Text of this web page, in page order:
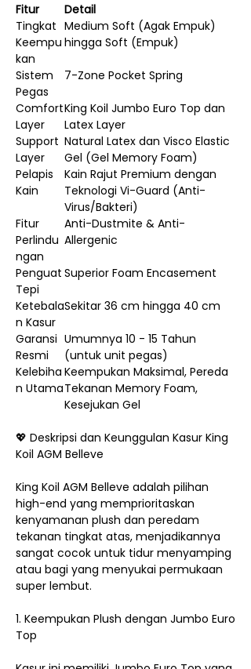
Fitur
Detail
Tingkat
Keempu
kan
Medium Soft (Agak Empuk)
hingga Soft (Empuk)
Sistem
Pegas
7-Zone Pocket Spring
Comfort
Layer
King Koil Jumbo Euro Top dan
Latex Layer
Support
Layer
Natural Latex dan Visco Elastic
Gel (Gel Memory Foam)
Pelapis
Kain
Kain Rajut Premium dengan
Teknologi Vi-Guard (Anti-
Virus/Bakteri)
Fitur
Perlindu
ngan
Anti-Dustmite & Anti-
Allergenic
Penguat
Tepi
Superior Foam Encasement
Ketebala
n Kasur
Sekitar 36 cm hingga 40 cm
Garansi
Resmi
Umumnya 10 - 15 Tahun
(untuk unit pegas)
Kelebiha
n Utama
Keempukan Maksimal, Pereda
Tekanan Memory Foam,
Kesejukan Gel
💖 Deskripsi dan Keunggulan Kasur King
Koil AGM Belleve
King Koil AGM Belleve adalah pilihan
high-end yang memprioritaskan
kenyamanan plush dan peredam
tekanan tingkat atas, menjadikannya
sangat cocok untuk tidur menyamping
atau bagi yang menyukai permukaan
super lembut.
1. Keempukan Plush dengan Jumbo Euro
Top